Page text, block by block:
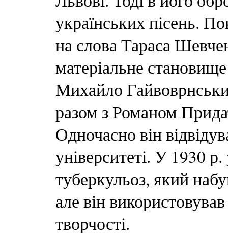
українських пісень.
на слова Тараса
матеріальне
Михайло
разом з Романом
Одночасно він
університеті. У 1930
туберкульоз, який
але він
творчості.